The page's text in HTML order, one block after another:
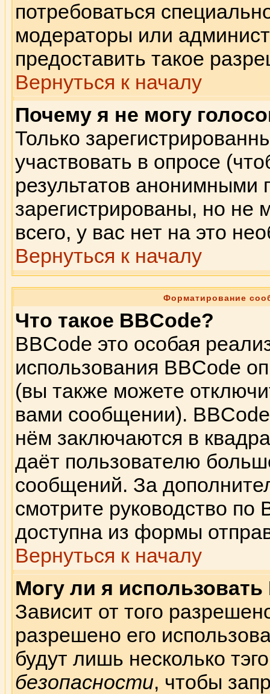
потребоваться
модераторы или
предоставить такое
Вернуться к началу
Почему я не могу
Только
участвовать в опросе
результатов анонимными
зарегистрированы, но не
всего, у вас нет на это
Вернуться к началу
Форматирование
Что такое BBCode?
BBCode это особая
использования BBCode
(вы также можете
вами сообщении).
нём заключаются в
даёт пользователю
сообщений. За
смотрите руководство по
доступна из формы
Вернуться к началу
Могу ли я использовать
Зависит от того
разрешено его
будут лишь несколько
безопасности, чтобы